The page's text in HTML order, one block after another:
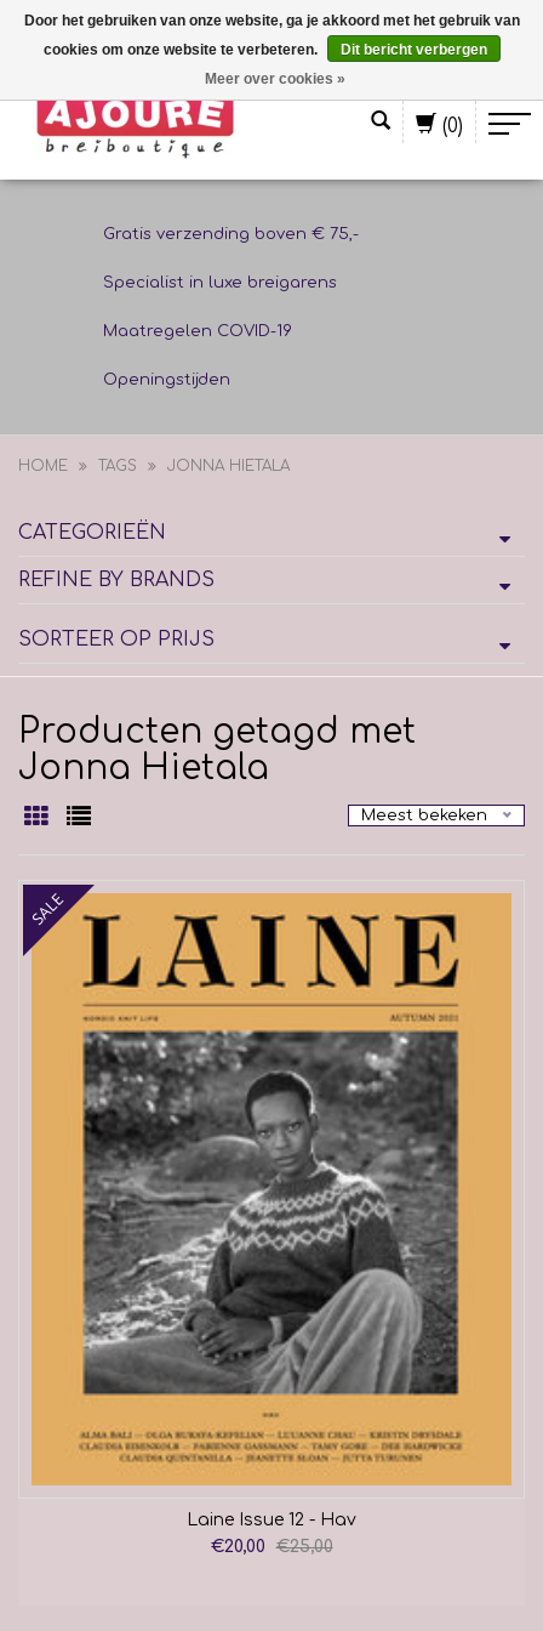
(0)
Gratis verzending boven € 75,-
Specialist in luxe breigarens
Maatregelen COVID-19
Openingstijden
HOME TAGS JONNA HIETALA
CATEGORIEËN
REFINE BY BRANDS
SORTEER OP PRIJS
Producten getagd met
Jonna Hietala
Meest bekeken
SALE
Laine Issue 12 - Hav
€20,00
€25,00
Door het gebruiken van onze website, ga je akkoord met het gebruik van
cookies om onze website te verbeteren.
Dit bericht verbergen
Meer over cookies »